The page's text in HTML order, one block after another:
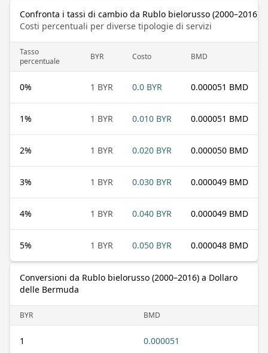
Confronta i tassi di cambio da Rublo bielorusso (2000–2016)
Costi percentuali per diverse tipologie di servizi
Tasso
percentuale
BYR Costo BMD
0% 1 BYR 0.0 BYR 0.000051 BMD
1% 1 BYR 0.010 BYR 0.000051 BMD
2% 1 BYR 0.020 BYR 0.000050 BMD
3% 1 BYR 0.030 BYR 0.000049 BMD
4% 1 BYR 0.040 BYR 0.000049 BMD
5% 1 BYR 0.050 BYR 0.000048 BMD
Conversioni da Rublo bielorusso (2000–2016) a Dollaro
delle Bermuda
BYR BMD
1 0.000051